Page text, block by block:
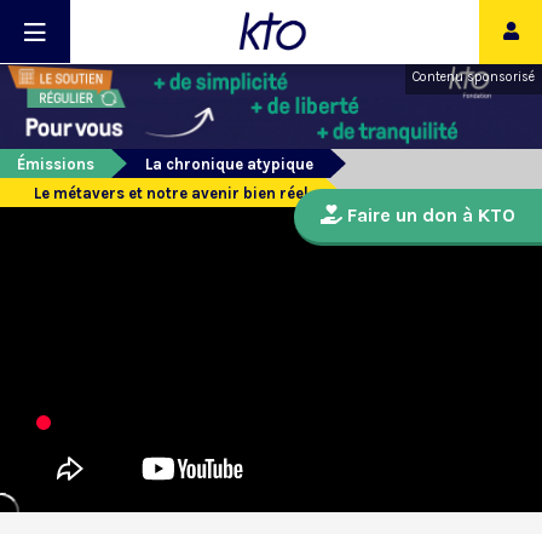
Contenu sponsorisé
Émissions
La chronique atypique
Le métavers et notre avenir bien réel
Faire un don à KTO